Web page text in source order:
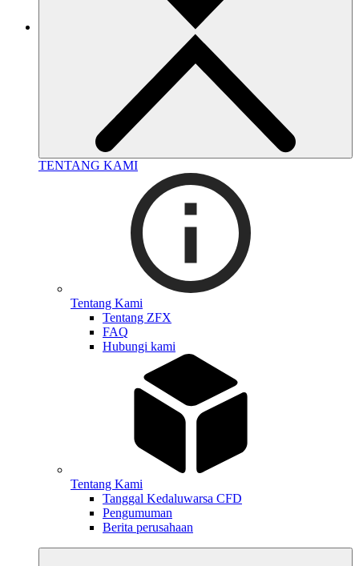
TENTANG KAMI
Tentang Kami
Tentang ZFX
FAQ
Hubungi kami
Tentang Kami
Tanggal Kedaluwarsa CFD
Pengumuman
Berita perusahaan